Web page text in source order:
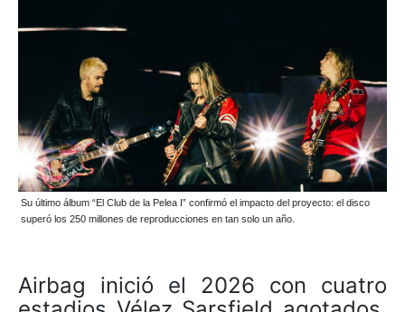
Su último álbum “El Club de la Pelea I” confirmó el impacto del proyecto: el disco
superó los 250 millones de reproducciones en tan solo un año.
Airbag inició el 2026 con cuatro